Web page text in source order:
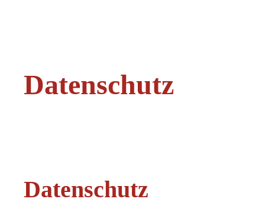
Datenschutz
Datenschutz